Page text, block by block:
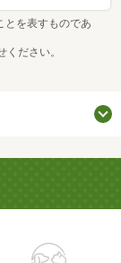
とを表すものであ
ださい。